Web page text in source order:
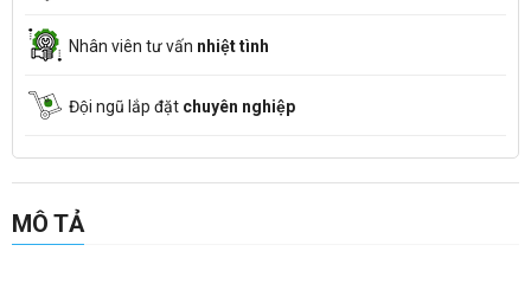
Nhân viên tư vấn nhiệt tình
Đội ngũ lắp đặt chuyên nghiệp
MÔ TẢ